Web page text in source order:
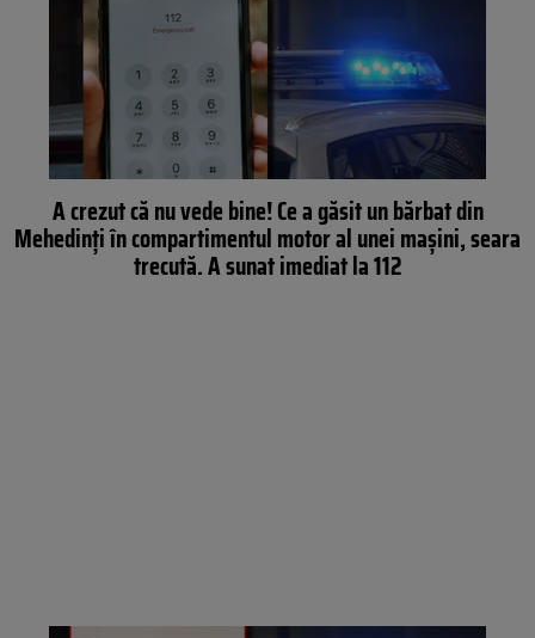
A crezut că nu vede bine! Ce a găsit un bărbat din
Mehedinți în compartimentul motor al unei mașini, seara
trecută. A sunat imediat la 112